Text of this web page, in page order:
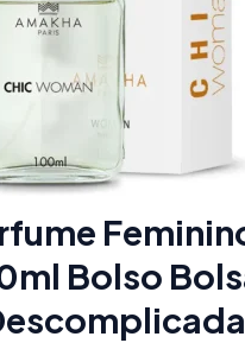
Bolso